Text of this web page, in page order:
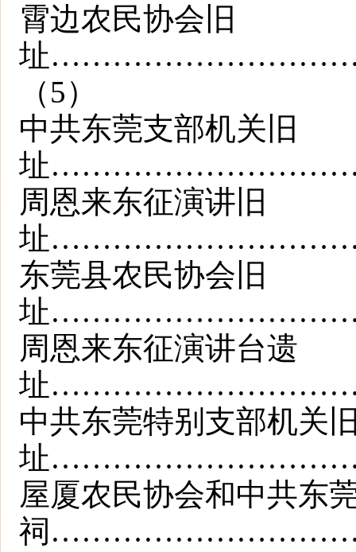
霄边农民协会旧
址
（5）
中共东莞支部机关旧
址
周恩来东征演讲旧
址
东莞县农民协会旧
址
周恩来东征演讲台遗
址
中共东莞特别支部机关
址
屋厦农民协会和中共
祠